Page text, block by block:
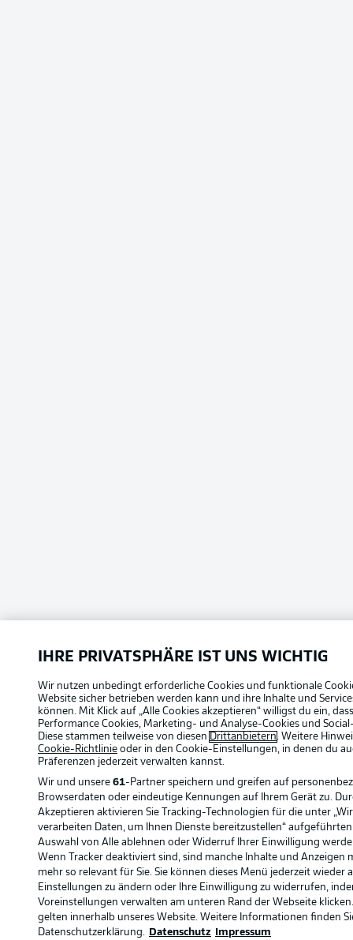
IHRE PRIVATSPHÄRE IST UNS WICHTIG
Wir nutzen unbedingt erforderliche Cookies und funktionale
Website sicher betrieben werden kann und ihre Inhalte und
können. Mit Klick auf „Alle Cookies akzeptieren“ willigst du ein,
Performance Cookies, Marketing- und Analyse-Cookies und
Diese stammen teilweise von diesen Drittanbietern. Weitere
Cookie-Richtlinie oder in den Cookie-Einstellungen, in denen du
Präferenzen jederzeit verwalten kannst.
Wir und unsere 61-Partner speichern und greifen auf
Browserdaten oder eindeutige Kennungen auf Ihrem Gerät zu.
Akzeptieren aktivieren Sie Tracking-Technologien für die unter
verarbeiten Daten, um Ihnen Dienste bereitzustellen“
Auswahl von Alle ablehnen oder Widerruf Ihrer Einwilligung
Wenn Tracker deaktiviert sind, sind manche Inhalte und Anzeigen
mehr so relevant für Sie. Sie können dieses Menü jederzeit wieder
Einstellungen zu ändern oder Ihre Einwilligung zu widerrufen,
Voreinstellungen verwalten am unteren Rand der Webseite
gelten innerhalb unseres Website. Weitere Informationen finden
Datenschutzerklärung.
Datenschutz Impressum